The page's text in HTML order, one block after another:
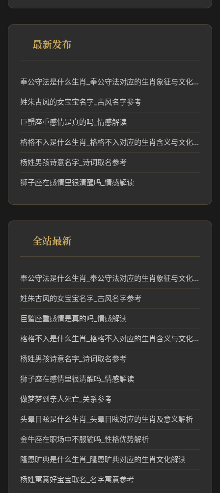
最新发布
奉公守法是什么生肖_奉公守法对应的生肖象征与文化解读
姓朱古风的女宝宝名字_古风名字参考
巨蟹座重感情是真的吗_情感解读
格格不入是什么生肖_格格不入对应的生肖含义与文化解读
杨姓男孩诗意名字_诗词取名参考
狮子座在感情里很清醒吗_情感解读
全站最新
奉公守法是什么生肖_奉公守法对应的生肖象征与文化解读
姓朱古风的女宝宝名字_古风名字参考
巨蟹座重感情是真的吗_情感解读
格格不入是什么生肖_格格不入对应的生肖含义与文化解读
杨姓男孩诗意名字_诗词取名参考
狮子座在感情里很清醒吗_情感解读
做梦梦到亲人死亡_关系参考
头晕目眩是什么生肖_头晕目眩对应的生肖及意义解析
金牛座在职场中不服输吗_性格优势解析
隆恩旷典是什么生肖_隆恩旷典对应的生肖文化解读
杨姓寓意好宝宝取名_名字寓意参考